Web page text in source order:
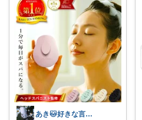
あき🐱好きな言葉は『簡単』『おいしい』